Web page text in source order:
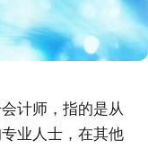
计师，指的是从
业人士，在其他